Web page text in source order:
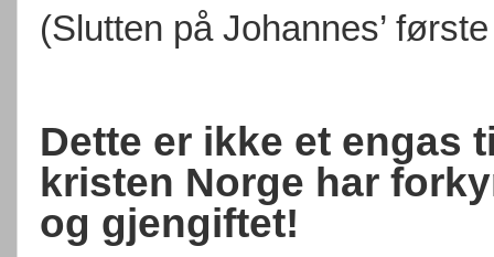
(Slutten på Johannes’
Dette er ikke et engas
kristen Norge har
og gjengiftet!